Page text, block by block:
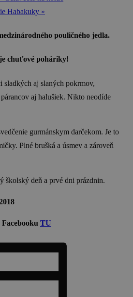
Habakuky »
pouličného jedla.
chuťové poháriky!
aj slaných pokrmov,
aj halušiek. Nikto neodíde
gurmánskym darčekom. Je to
Plné brušká a úsmev a zároveň
školský deň a prvé dni prázdnin.
Facebooku TU